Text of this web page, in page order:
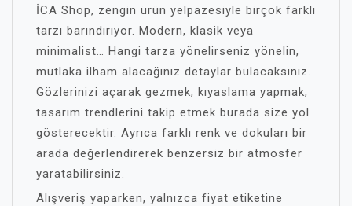
İCA Shop, zengin ürün yelpazesiyle birçok farklı
tarzı barındırıyor. Modern, klasik veya
minimalist… Hangi tarza yönelirseniz yönelin,
mutlaka ilham alacağınız detaylar bulacaksınız.
Gözlerinizi açarak gezmek, kıyaslama yapmak,
tasarım trendlerini takip etmek burada size yol
gösterecektir. Ayrıca farklı renk ve dokuları bir
arada değerlendirerek benzersiz bir atmosfer
yaratabilirsiniz.
Alışveriş yaparken, yalnızca fiyat etiketine